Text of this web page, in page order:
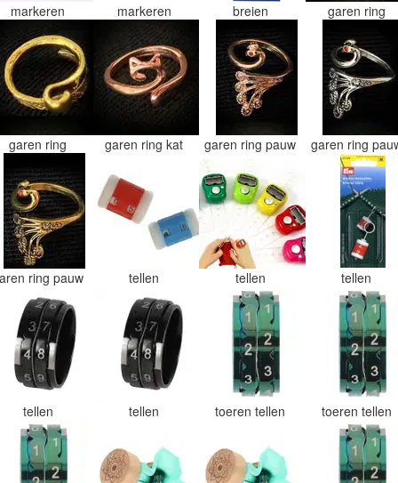
markeren markeren breien garen ring
garen ring garen ring kat garen ring pauw garen ring
ring pauw tellen tellen tellen
tellen tellen toeren tellen toeren tellen